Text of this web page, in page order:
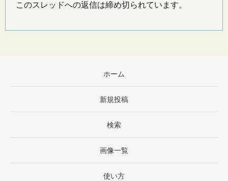
このスレッドへの返信は締め切られています。
ホーム
新規投稿
検索
画像一覧
使い方